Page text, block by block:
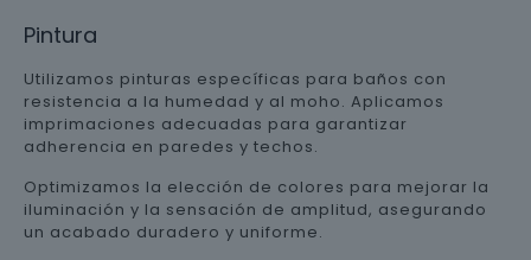
Pintura
Utilizamos pinturas específicas para baños con
resistencia a la humedad y al moho. Aplicamos
imprimaciones adecuadas para garantizar
adherencia en paredes y techos.
Optimizamos la elección de colores para mejorar la
iluminación y la sensación de amplitud, asegurando
un acabado duradero y uniforme.